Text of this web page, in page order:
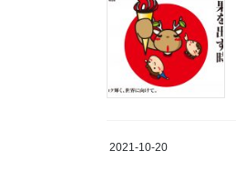
2021-10-20